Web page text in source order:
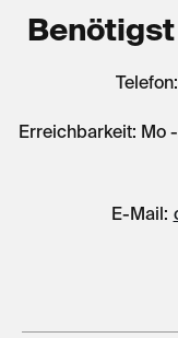
Erreichbarkeit: Mo
E-Mail: